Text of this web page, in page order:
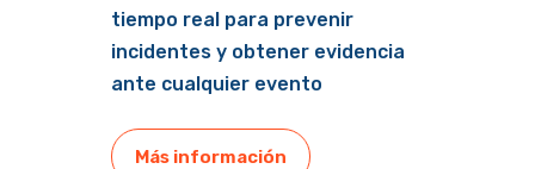
tiempo real para prevenir
incidentes y obtener evidencia
ante cualquier evento
Más información